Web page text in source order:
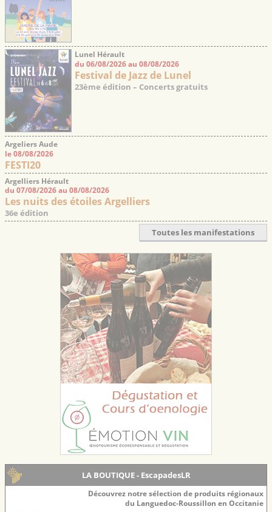
Lunel Hérault
du 06/08/2026 au 08/08/2026
Festival de Jazz de Lunel
23ème édition – Concerts gratuits
Argeliers Aude
le 08/08/2026
FESTI20
Argelliers Hérault
du 07/08/2026 au 08/08/2026
Les nuits des étoiles Argelliers
36e édition
Toutes les manifestations
LA BOUTIQUE - EscapadesLR
Découvrez notre sélection de produits régionaux
du Languedoc-Roussillon en Occitanie